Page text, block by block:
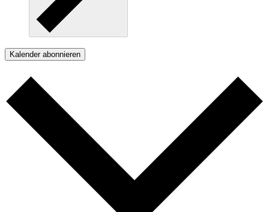
Kalender abonnieren